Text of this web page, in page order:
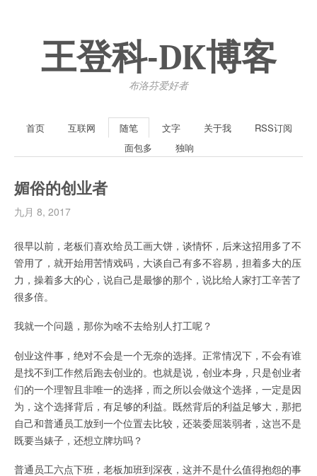
王登科-DK博客
布洛芬爱好者
首页 互联网 随笔 文字 关于我
RSS订阅
面包多
独响
媚俗的创业者
九月 8, 2017
很早以前，老板们喜欢给员工画大饼，谈情怀，后来这招用多了不
管用了，就开始用苦情戏码，大谈自己有多不容易，担着多大的压
力，操着多大的心，说自己是最惨的那个，说比给人家打工辛苦了
很多倍。
我就一个问题，那你为啥不去给别人打工呢？
创业这件事，绝对不会是一个无奈的选择。正常情况下，不会有谁
是找不到工作然后跑去创业的。也就是说，创业本身，只是创业者
们的一个理智且非唯一的选择，而之所以会做这个选择，一定是因
为，这个选择背后，有足够的利益。既然背后的利益足够大，那把
自己和普通员工放到一个位置去比较，还装委屈装弱者，这岂不是
既要当婊子，还想立牌坊吗？
普通员工六点下班，老板加班到深夜，这并不是什么值得抱怨的事